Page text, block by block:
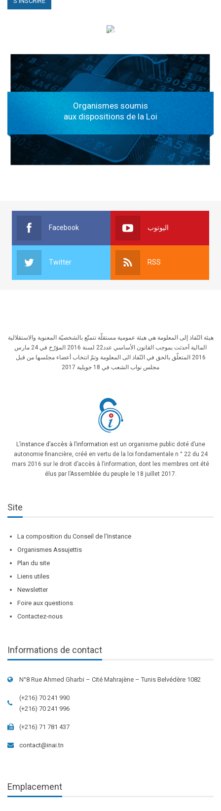
الهياكل الخاضعة لقانون النفاذ إلى المعلومة
Organismes soumis
aux dispositions de la Loi
Facebook اليوتوب
Twitter RSS
هيئة النّفاذ إلى المعلومة هي هيئة عمومية مستقلّة تتمتّع بالشخصيّة المعنوية والاستقلالية
المالية أحدثت بموجب القانون الأساسي عدد22 لسنة 2016 المؤرّخ في 24 مارس
2016 المتعلّق بالحق في النّفاذ الى المعلومة وتمّ انتخاب أعضاء مجلسها من قبل
مجلس نواب الشعب في 18 جويلية 2017
L’instance d’accès à l’information est un organisme public doté d’une
autonomie financière, créé en vertu de la loi fondamentale n ° 22 du 24
mars 2016 sur le droit d’accès à l’information, dont les membres ont été
élus par l’Assemblée du peuple le 18 juillet 2017.
Site
La composition du Conseil de l’Instance
Organismes Assujettis
Plan du site
Liens utiles
Newsletter
Foire aux questions
Contactez-nous
Informations de contact
N°8 Rue Ahmed Gharbi – Cité Mahrajène – Tunis Belvédère 1082
(+216) 70 241 990
(+216) 70 241 996
(+216) 71 781 437
contact@inai.tn
Emplacement